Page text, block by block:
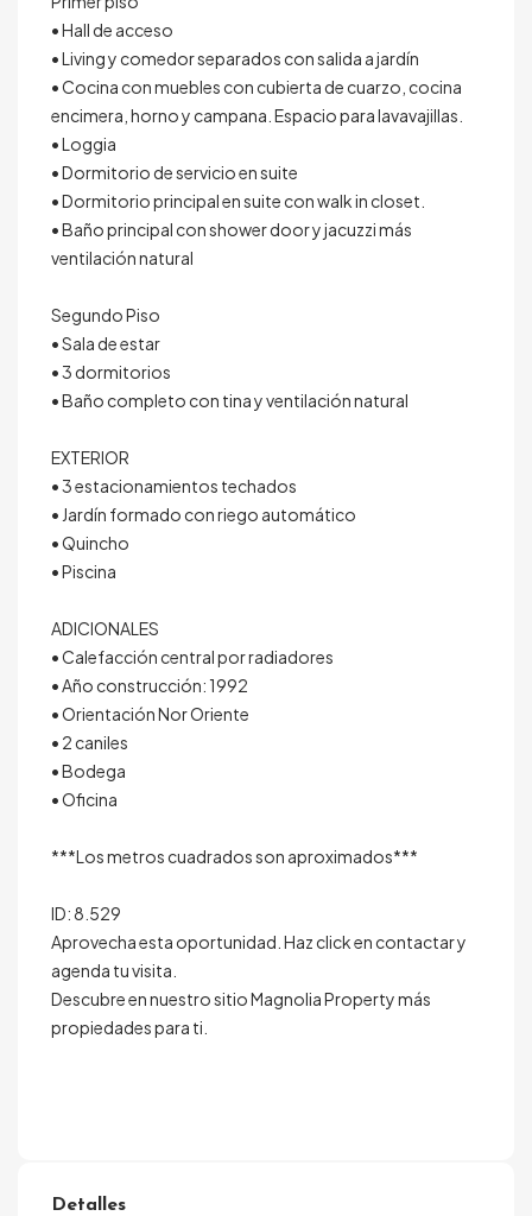
• Hall de acceso
• Living y comedor separados con salida a jardín
• Cocina con muebles con cubierta de cuarzo, cocina
encimera, horno y campana. Espacio para lavavajillas.
• Loggia
• Dormitorio de servicio en suite
• Dormitorio principal en suite con walk in closet.
• Baño principal con shower door y jacuzzi más
ventilación natural
Segundo Piso
• Sala de estar
• 3 dormitorios
• Baño completo con tina y ventilación natural
EXTERIOR
• 3 estacionamientos techados
• Jardín formado con riego automático
• Quincho
• Piscina
ADICIONALES
• Calefacción central por radiadores
• Año construcción: 1992
• Orientación Nor Oriente
• 2 caniles
• Bodega
• Oficina
***Los metros cuadrados son aproximados***
ID: 8.529
Aprovecha esta oportunidad. Haz click en contactar y
agenda tu visita.
Descubre en nuestro sitio Magnolia Property más
propiedades para ti.
Detalles